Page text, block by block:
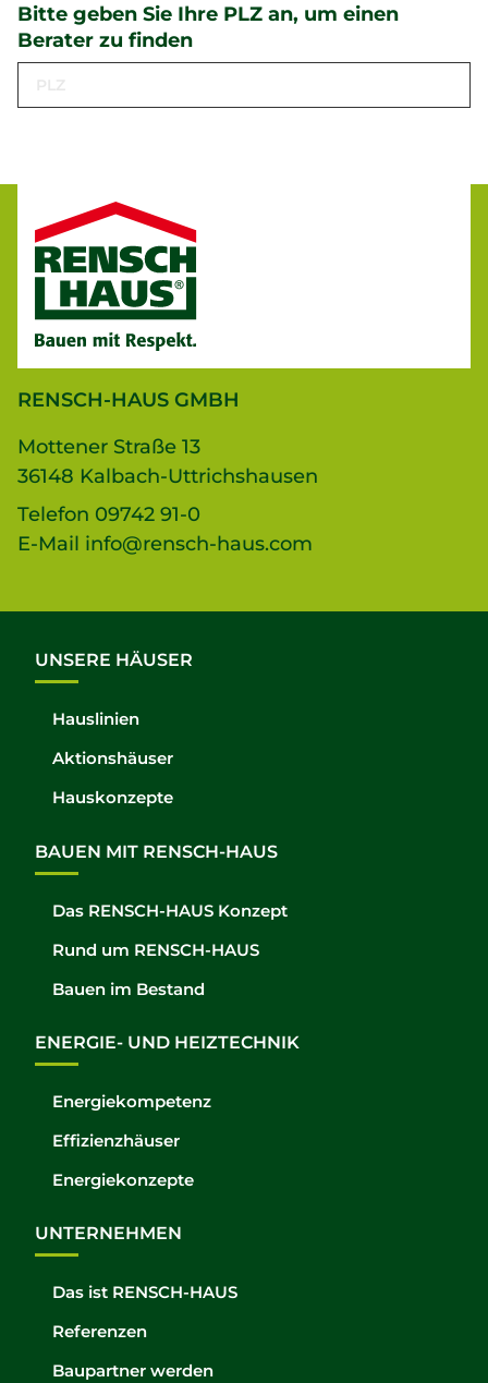
Bitte geben Sie Ihre PLZ an, um einen
Berater zu finden
RENSCH-HAUS GMBH
Mottener Straße 13
36148 Kalbach-Uttrichshausen
Telefon 09742 91-0
E-Mail info@rensch-haus.com
UNSERE HÄUSER
Hauslinien
Aktionshäuser
Hauskonzepte
BAUEN MIT RENSCH-HAUS
Das RENSCH-HAUS Konzept
Rund um RENSCH-HAUS
Bauen im Bestand
ENERGIE- UND HEIZTECHNIK
Energiekompetenz
Effizienzhäuser
Energiekonzepte
UNTERNEHMEN
Das ist RENSCH-HAUS
Referenzen
Baupartner werden